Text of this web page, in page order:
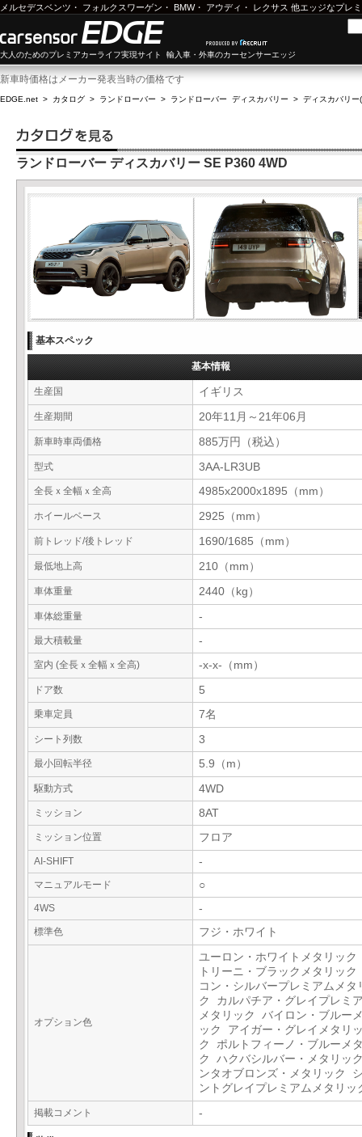
メルセデスベンツ ・ フォルクスワーゲン ・ BMW・ アウディ ・ レクサス 他エッジなプレ
大人のためのプレミアカーライフ実現サイト 輸入車・外車のカーセンサーエッジ
新車時価格はメーカー発表当時の価格です
EDGE.net > カタログ > ランドローバー > ランドローバー ディスカバリー > ディスカバリ
ランドローバー ディスカバリー SE P360 4WD
基本スペック
基本情報
生産国 イギリス
生産期間 20年11月～21年06月
新車時車両価格 885万円（税込）
型式 3AA-LR3UB
全長ｘ全幅ｘ全高 4985x2000x1895（mm）
ホイールベース 2925（mm）
前トレッド/後トレッド 1690/1685（mm）
最低地上高 210（mm）
車体重量 2440（kg）
車体総重量 -
最大積載量 -
室内 (全長ｘ全幅ｘ全高) -x-x-（mm）
ドア数 5
乗車定員 7名
シート列数 3
最小回転半径 5.9（m）
駆動方式 4WD
ミッション 8AT
ミッション位置 フロア
AI-SHIFT -
マニュアルモード ○
4WS -
標準色 フジ・ホワイト
オプション色
ユーロン・ホワイトメタリッ
トリーニ・ブラックメタリッ
コン・シルバープレミアムメタ
ク カルパチア・グレイプレミ
メタリック バイロン・ブルー
ック アイガー・グレイメタリ
ク ポルトフィーノ・ブルーメ
ク ハクバシルバー・メタリッ
ンタオブロンズ・メタリック
ントグレイプレミアムメタリ
掲載コメント -